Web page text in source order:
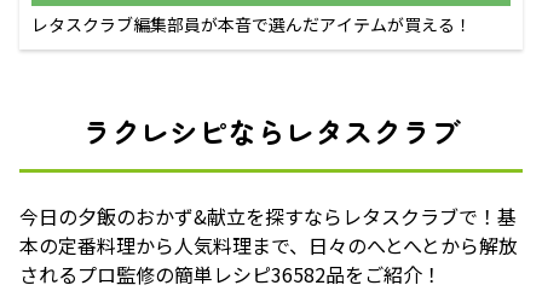
レタスクラブ編集部員が本音で選んだアイテムが買える！
ラクレシピならレタスクラブ
今日の夕飯のおかず&献立を探すならレタスクラブで！基
本の定番料理から人気料理まで、日々のへとへとから解放
されるプロ監修の簡単レシピ36582品をご紹介！